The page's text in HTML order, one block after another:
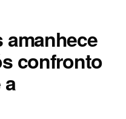
amanhece
confronto